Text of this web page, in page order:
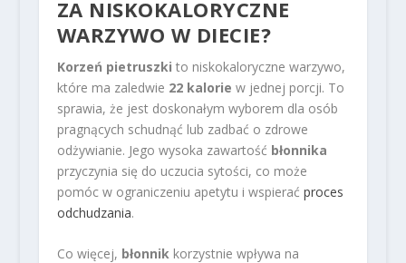
ZA NISKOKALORYCZNE
WARZYWO W DIECIE?
Korzeń pietruszki to niskokaloryczne warzywo,
które ma zaledwie 22 kalorie w jednej porcji. To
sprawia, że jest doskonałym wyborem dla osób
pragnących schudnąć lub zadbać o zdrowe
odżywianie. Jego wysoka zawartość błonnika
przyczynia się do uczucia sytości, co może
pomóc w ograniczeniu apetytu i wspierać proces
odchudzania.
Co więcej, błonnikkorzystnie wpływa na